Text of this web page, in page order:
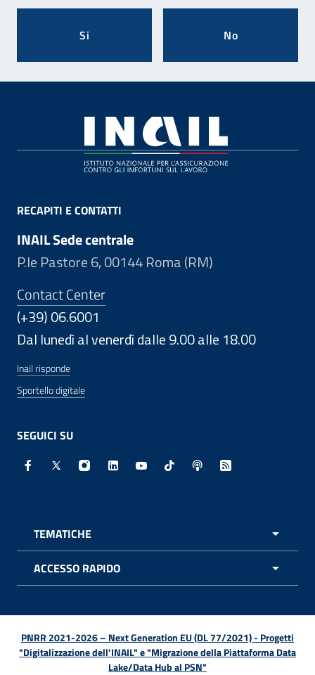
Si No
RECAPITI E CONTATTI
INAIL Sede centrale
P.le Pastore 6, 00144 Roma (RM)
Contact Center
(+39) 06.6001
Dal lunedì al venerdì dalle 9.00 alle 18.00
Inail risponde
Sportello digitale
SEGUICI SU
Facebook - Sito esterno - Apertura in nuova finestra
X - Sito esterno - Apertura in nuova finestra
Instagram - Sito esterno - Apertura in
Linkedin - Sito esterno - Apertura in
Youtube - Sito esterno -
TikTok - Sito esterno -
Spreaker - Sito
Feed RSS -
TEMATICHE
ACCESSO RAPIDO
PNRR 2021-2026 – Next Generation EU (DL 77/2021) - Progetti
"Digitalizzazione dell’INAIL" e "Migrazione della Piattaforma Data
Lake/Data Hub al PSN"